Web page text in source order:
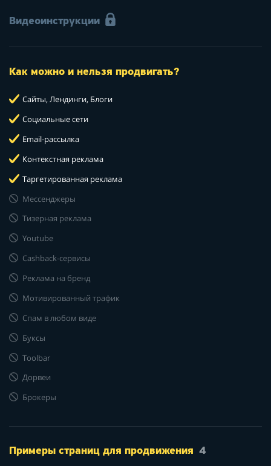
Видеоинструкции
Как можно и нельзя продвигать?
Сайты, Лендинги, Блоги
Социальные сети
Email-рассылка
Контекстная реклама
Таргетированная реклама
Мессенджеры
Тизерная реклама
Youtube
Cashback-сервисы
Реклама на бренд
Мотивированный трафик
Спам в любом виде
Буксы
Toolbar
Дорвеи
Брокеры
Примеры страниц для продвижения 4